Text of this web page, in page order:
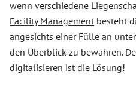
wenn verschiedene
Facility Managementbesteht
angesichts einer Fülle an
den Überblick zu bewahren.
digitalisieren ist die Lösung!